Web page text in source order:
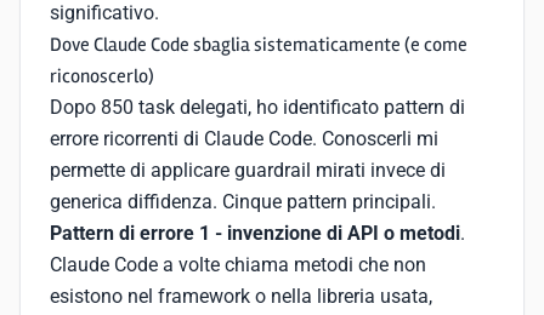
significativo.
Dove Claude Code sbaglia sistematicamente (e come
riconoscerlo)
Dopo 850 task delegati, ho identificato pattern di
errore ricorrenti di Claude Code. Conoscerli mi
permette di applicare guardrail mirati invece di
generica diffidenza. Cinque pattern principali.
Pattern di errore 1 - invenzione di API o metodi.
Claude Code a volte chiama metodi che non
esistono nel framework o nella libreria usata,